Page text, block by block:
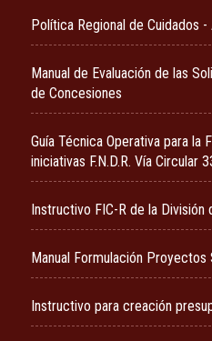
Política Regional de Cuidados
Manual de Evaluación de las
de Concesiones
Guía Técnica Operativa para la
iniciativas F.N.D.R. Vía Circular
Instructivo FIC-R de la
Manual Formulación Proyectos
Instructivo para creación